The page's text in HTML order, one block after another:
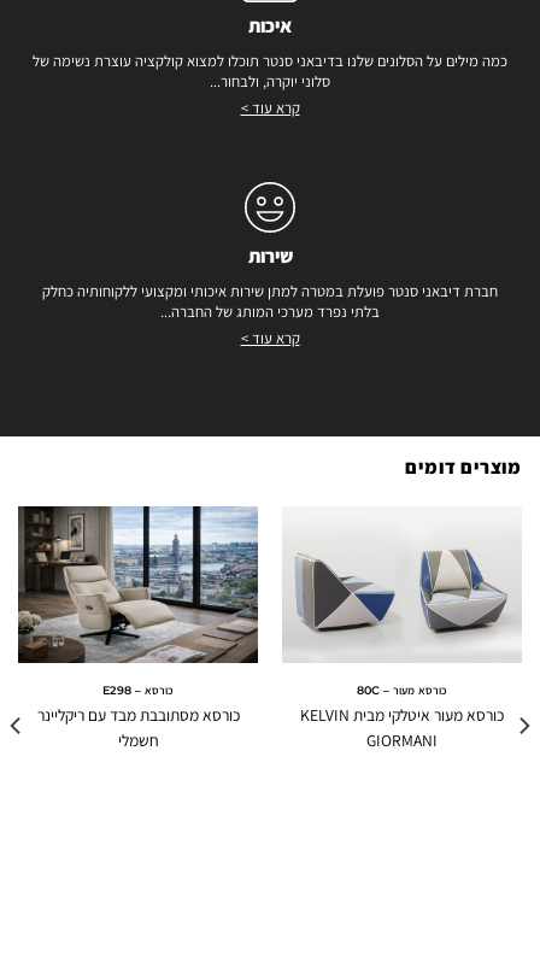
איכות
כמה מילים על הסלונים שלנו בדיבאני סנטר תוכלו למצוא קולקציה עוצרת נשימה של
סלוני יוקרה, ולבחור...
קרא עוד >
שירות
חברת דיבאני סנטר פועלת במטרה למתן שירות איכותי ומקצועי ללקוחותיה כחלק
בלתי נפרד מערכי המותג של החברה...
קרא עוד >
מוצרים דומים
כורסא מעור – 80C
כורסא מעור איטלקי מבית KELVIN
GIORMANI
כורסא – E298
כורסא מסתובבת מבד עם ריקליינר
חשמלי